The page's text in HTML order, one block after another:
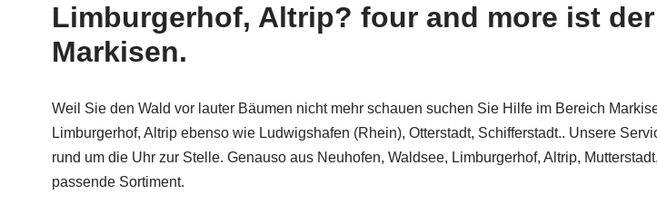
Limburgerhof, Altrip? four and more ist
Markisen.
Weil Sie den Wald vor lauter Bäumen nicht mehr schauen suchen Sie Hilfe im Bereich
Limburgerhof, Altrip ebenso wie Ludwigshafen (Rhein), Otterstadt, Schifferstadt.. Unsere
rund um die Uhr zur Stelle. Genauso aus Neuhofen, Waldsee, Limburgerhof, Altrip,
passende Sortiment.